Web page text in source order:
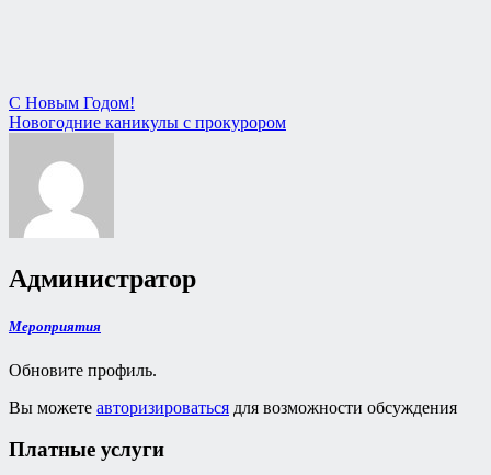
Навигация
по
записям
С Новым Годом!
Новогодние каникулы с прокурором
Администратор
Мероприятия
Обновите профиль.
Вы можете авторизироваться для возможности обсуждения
Платные услуги